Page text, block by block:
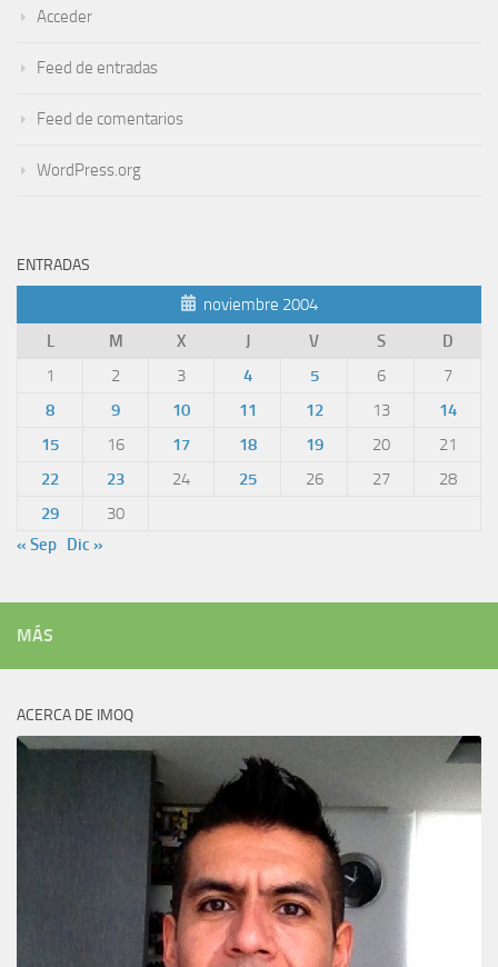
Acceder
Feed de entradas
Feed de comentarios
WordPress.org
ENTRADAS
noviembre 2004
L
M X J V S
D
1
2 3 4 5 6
7
8
9 10 11 12 13
14
15
16 17 18 19 20
21
22
23 24 25 26 27
28
29
30
« Sep Dic »
MÁS
ACERCA DE IMOQ